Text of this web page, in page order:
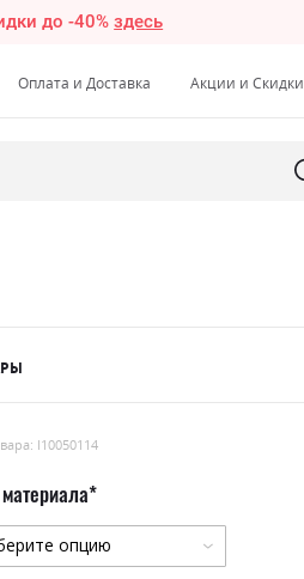
до -40%здесь
Оплата и Доставка Акции и Скидки
l10050114